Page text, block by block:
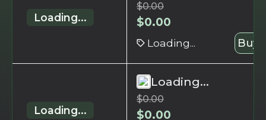
Loading...
$0.00
$0.00
Loading... Buy
Loading...
Loading...
$0.00
$0.00